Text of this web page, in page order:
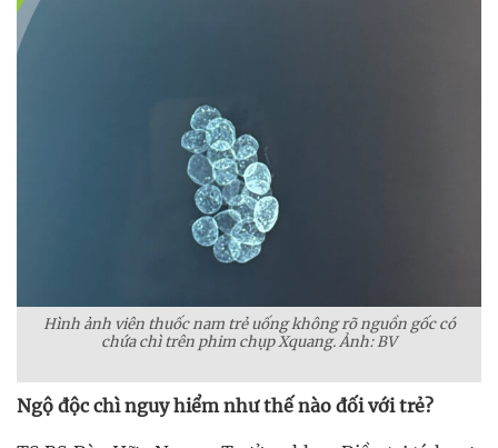
Hình ảnh viên thuốc nam trẻ uống không rõ nguồn gốc có
chứa chì trên phim chụp Xquang. Ảnh: BV
Ngộ độc chì nguy hiểm như thế nào đối với trẻ?